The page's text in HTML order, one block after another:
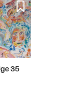

35